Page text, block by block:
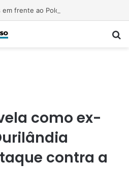
como ex-
contra a